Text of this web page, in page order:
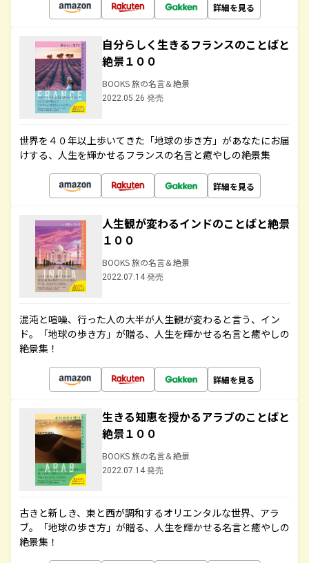
詳細を見る
自分らしく生きるフランスのことばと
絶景１００
BOOKS 旅の名言＆絶景
2022.05.26 発売
世界を４０年以上歩いてきた「地球の歩き方」があなたにお届
けする、人生を輝かせるフランスの名言と癒やしの絶景集
詳細を見る
人生観が変わるインドのことばと絶景
１００
BOOKS 旅の名言＆絶景
2022.07.14 発売
混沌と喧噪、行った人の大半が人生観が変わると言う、イン
ド。「地球の歩き方」が贈る、人生を輝かせる名言と癒やしの
絶景集！
詳細を見る
生きる知恵を授かるアラブのことばと
絶景１００
BOOKS 旅の名言＆絶景
2022.07.14 発売
古きと新しき、東と西が調和するオリエンタルな世界、アラ
ブ。「地球の歩き方」が贈る、人生を輝かせる名言と癒やしの
絶景集！